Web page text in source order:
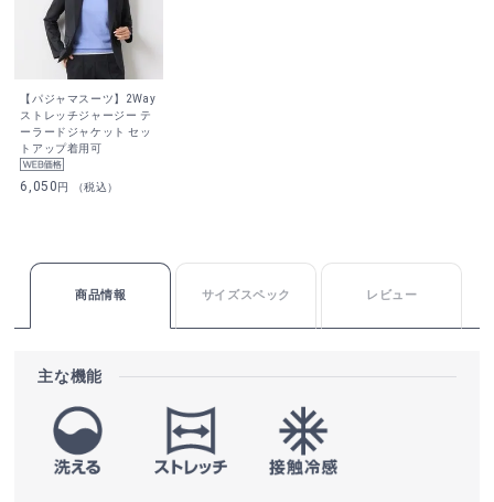
【パジャマスーツ】2Way
ストレッチジャージー テ
ーラードジャケット セッ
トアップ着用可
6,050円 （税込）
商品情報 サイズスペック レビュー
主な機能